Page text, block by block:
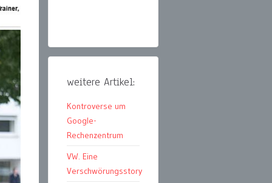
weitere Artikel:
Kontroverse um
Google-
Rechenzentrum
VW. Eine
Verschwörungsstory